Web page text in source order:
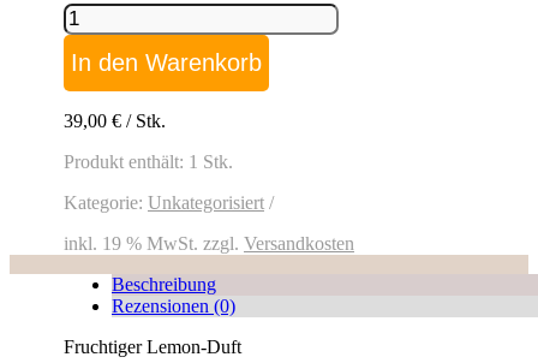
Lebensfreude
Peeling
Menge
In den Warenkorb
39,00 € / Stk.
Produkt enthält: 1 Stk.
Kategorie: Unkategorisiert
inkl. 19 % MwSt. zzgl. Versandkosten
Beschreibung
Rezensionen (0)
Fruchtiger Lemon-Duft